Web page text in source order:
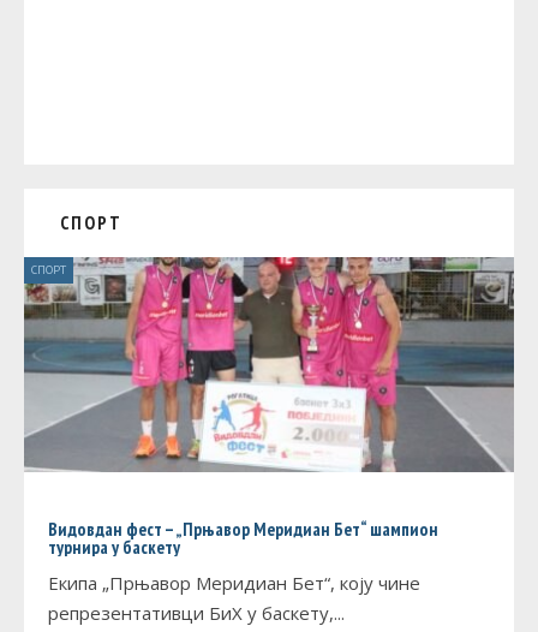
СПОРТ
СПОРТ
Видовдан фест – „Прњавор Меридиан Бет“ шампион
турнира у баскету
Екипа „Прњавор Меридиан Бет“, коју чине
репрезентативци БиХ у баскету,...